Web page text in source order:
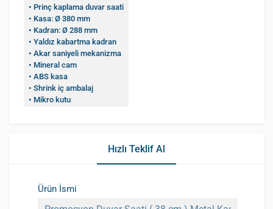
• Prinç kaplama duvar saati
• Kasa: Ø 380 mm
• Kadran: Ø 288 mm
• Yaldız kabartma kadran
• Akar saniyeli mekanizma
• Mineral cam
• ABS kasa
• Shrink iç ambalaj
• Mikro kutu
Hızlı Teklif Al
Ürün İsmi